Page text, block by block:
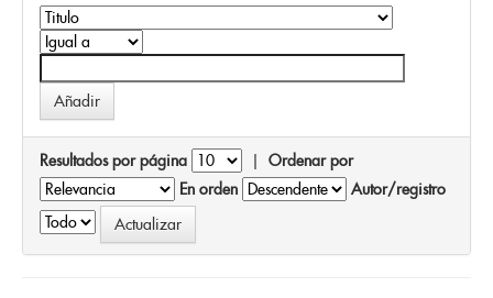
Resultados por página | Ordenar por
En orden
Autor/registro